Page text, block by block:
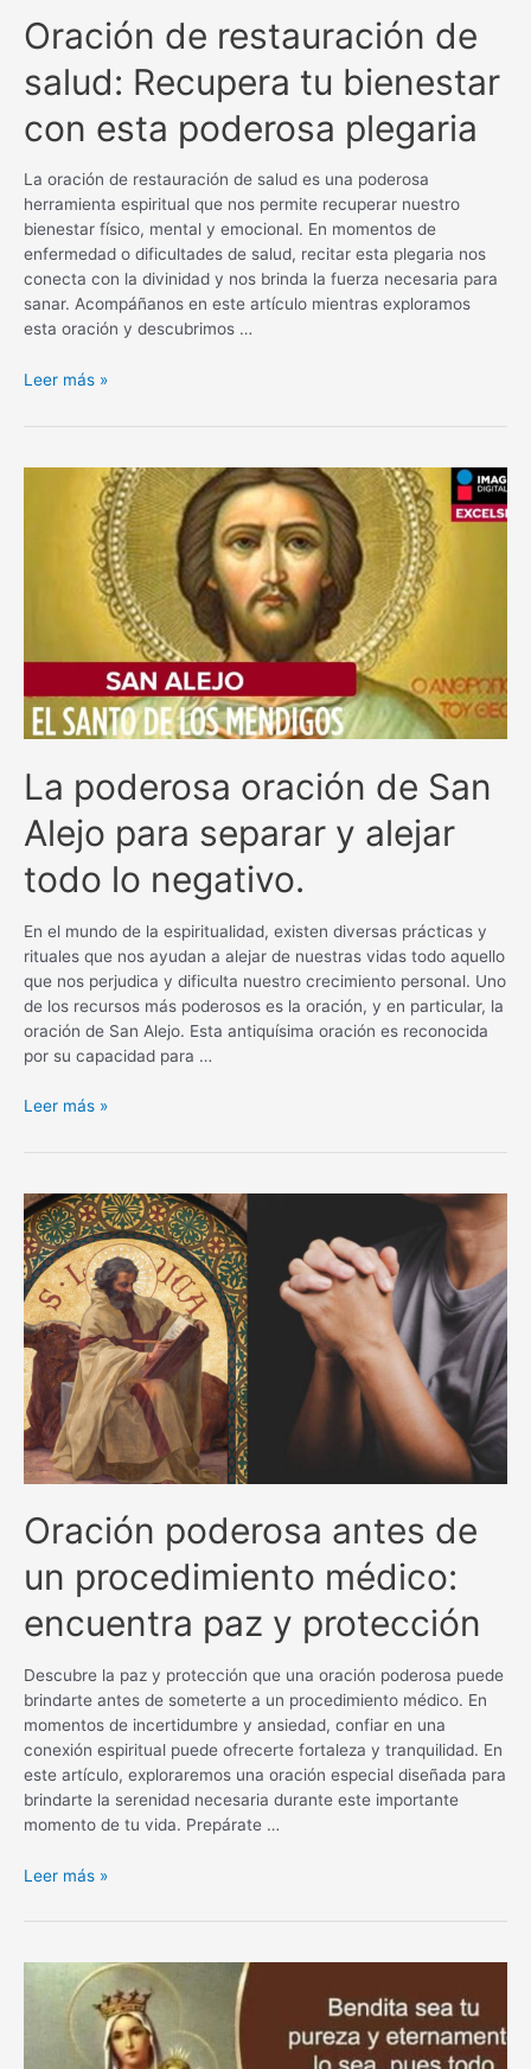
Oración de restauración de
salud: Recupera tu bienestar
con esta poderosa plegaria
La oración de restauración de salud es una poderosa
herramienta espiritual que nos permite recuperar nuestro
bienestar físico, mental y emocional. En momentos de
enfermedad o dificultades de salud, recitar esta plegaria nos
conecta con la divinidad y nos brinda la fuerza necesaria para
sanar. Acompáñanos en este artículo mientras exploramos
esta oración y descubrimos …
Oración
restauración
Recupera
bienestar
Leer más »
La poderosa oración de San
Alejo para separar y alejar
todo lo negativo.
En el mundo de la espiritualidad, existen diversas prácticas y
rituales que nos ayudan a alejar de nuestras vidas todo aquello
que nos perjudica y dificulta nuestro crecimiento personal. Uno
de los recursos más poderosos es la oración, y en particular, la
oración de San Alejo. Esta antiquísima oración es reconocida
por su capacidad para …
La
oración
San
Alejo
para
separar
y
alejar
todo
lo
negativo.
Leer más »
Oración poderosa antes de
un procedimiento médico:
encuentra paz y protección
Descubre la paz y protección que una oración poderosa puede
brindarte antes de someterte a un procedimiento médico. En
momentos de incertidumbre y ansiedad, confiar en una
conexión espiritual puede ofrecerte fortaleza y tranquilidad. En
este artículo, exploraremos una oración especial diseñada para
brindarte la serenidad necesaria durante este importante
momento de tu vida. Prepárate …
Oración
antes
procedimiento
encuentra
Leer más »